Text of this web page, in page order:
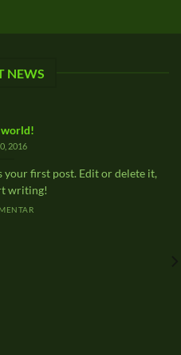
NEWS
2016
your first post. Edit or delete it,
writing!